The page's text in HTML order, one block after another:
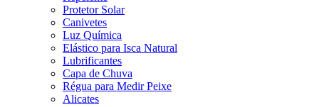
Protetor Solar
Canivetes
Luz Química
Elástico para Isca Natural
Lubrificantes
Capa de Chuva
Régua para Medir Peixe
Alicates